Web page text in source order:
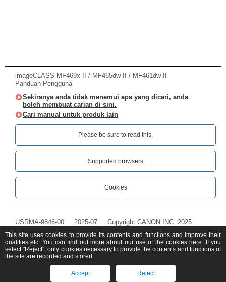
imageCLASS MF469x II / MF465dw II / MF461dw II
Panduan Pengguna
Sekiranya anda tidak menemui apa yang dicari, anda
boleh membuat carian di sini.
Cari manual untuk produk lain
Please be sure to read this.‎
Supported browsers
Cookies
USRMA-9846-00 2025-07 Copyright CANON INC. 2025
This site uses cookies to provide its contents and functions and improve their
qualities etc. You can find out more about our use of the cookies here. If you
select "Reject", only cookies necessary to provide the contents and functions of
the site are recorded and stored.
Accept Reject